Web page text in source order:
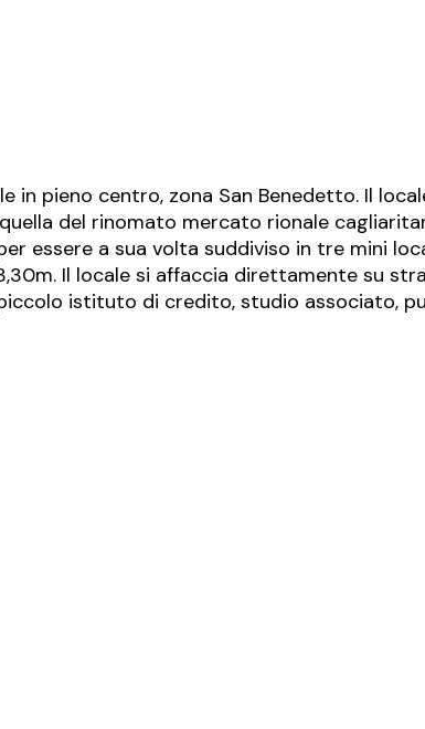
in pieno centro, zona San Benedetto. Il
del rinomato mercato rionale
essere a sua volta suddiviso in tre mini
Il locale si affaccia direttamente su
istituto di credito, studio associato,